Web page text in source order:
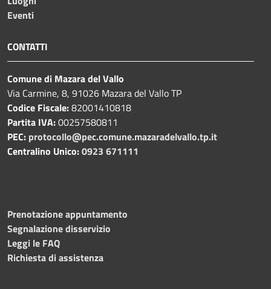
Eventi
CONTATTI
Comune di Mazara del Vallo
Via Carmine, 8, 91026 Mazara del Vallo TP
Codice Fiscale:82001410818
Partita IVA:00257580811
PEC: protocollo@pec.comune.mazaradelvallo.tp.it
Centralino Unico:0923 671111
Prenotazione appuntamento
Segnalazione disservizio
Leggi le FAQ
Richiesta di assistenza